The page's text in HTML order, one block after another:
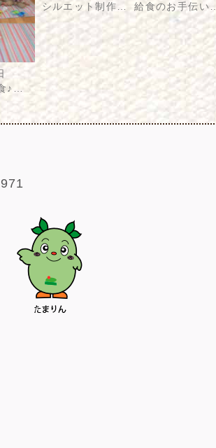
♪…
シルエット制作…
給食のお手伝い…